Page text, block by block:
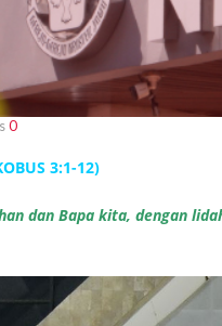
0
3:1-12)
dan Bapa kita, dengan